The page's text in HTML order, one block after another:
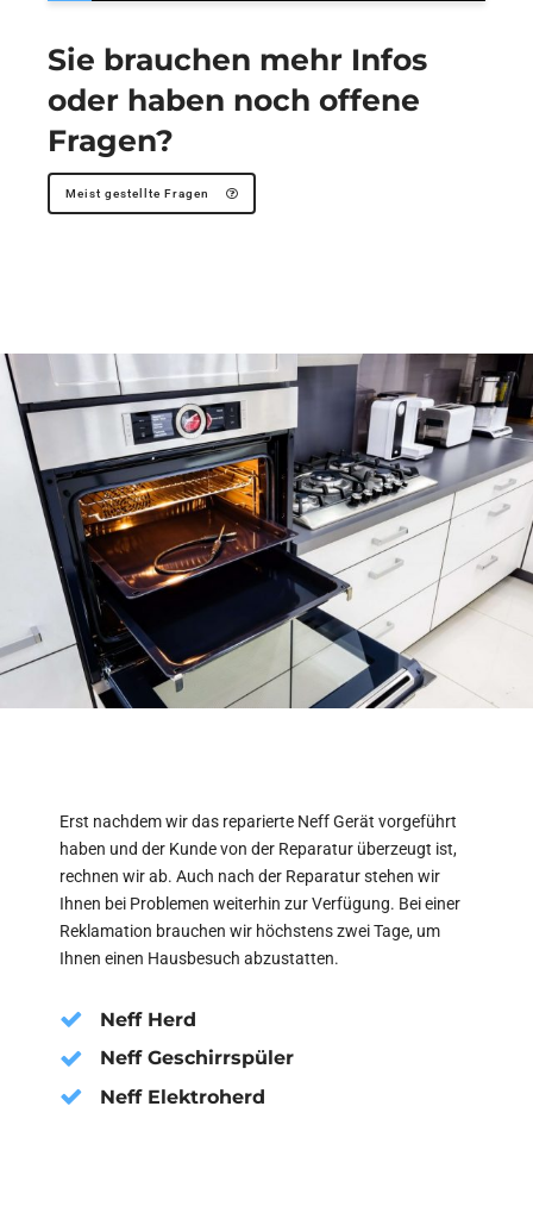
Sie brauchen mehr Infos
oder haben noch offene
Fragen?
Meist gestellte Fragen
Erst nachdem wir das reparierte Neff Gerät vorgeführt
haben und der Kunde von der Reparatur überzeugt ist,
rechnen wir ab. Auch nach der Reparatur stehen wir
Ihnen bei Problemen weiterhin zur Verfügung. Bei einer
Reklamation brauchen wir höchstens zwei Tage, um
Ihnen einen Hausbesuch abzustatten.
Neff Herd
Neff Geschirrspüler
Neff Elektroherd